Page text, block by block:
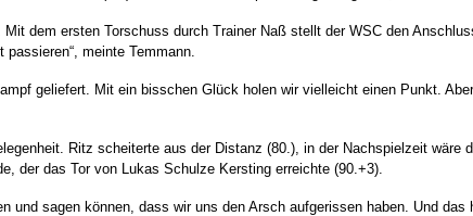
dem ersten Torschuss durch Trainer Naß stellt der WSC den
meinte Temmann.
geliefert. Mit ein bisschen Glück holen wir vielleicht einen Punkt.
Ritz scheiterte aus der Distanz (80.), in der Nachspielzeit
der das Tor von Lukas Schulze Kersting erreichte (90.+3).
und sagen können, dass wir uns den Arsch aufgerissen haben. Und